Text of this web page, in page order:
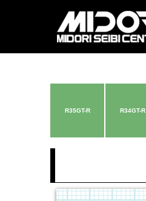
R35GT-R R34GT-R